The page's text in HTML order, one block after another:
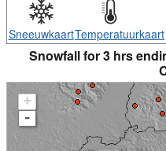
SneeuwkaartTemperatuurkaart
Snowfall for 3 hrs
+
-